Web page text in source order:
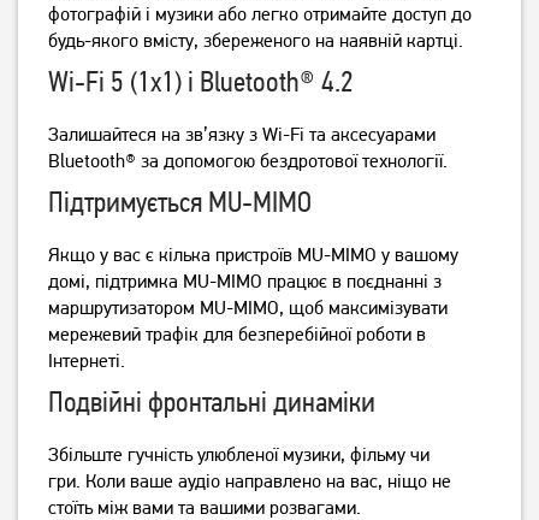
Ноутбук Asus Vivobook Go
15 L1504FA Mixed Black
(L1504FA-BQ1966)
Ноутбук Asus Vivobook Go
15 E1504FA Cool Silver
(E1504FA-BQ2835)
Ноутбук HP 15-fc0005nw
30 999 грн
Ноутбук HP Victus 15-
69 999грн
фотографій і музики або легко отримайте доступ до
будь-якого вмісту, збереженого на наявній картці.
Wi-Fi 5 (1x1) і Bluetooth® 4.2
Залишайтеся на зв’язку з Wi-Fi та аксесуарами
Bluetooth® за допомогою бездротової технології.
Підтримується MU-MIMO
Якщо у вас є кілька пристроїв MU-MIMO у вашому
домі, підтримка MU-MIMO працює в поєднанні з
маршрутизатором MU-MIMO, щоб максимізувати
мережевий трафік для безперебійної роботи в
Інтернеті.
Подвійні фронтальні динаміки
Збільште гучність улюбленої музики, фільму чи
гри. Коли ваше аудіо направлено на вас, ніщо не
стоїть між вами та вашими розвагами.